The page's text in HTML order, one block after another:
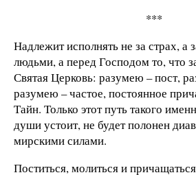
***
Надлежит исполнять не за страх, а
людьми, а перед Господом то, что
Святая Церковь: разумею – пост,
разумею – частое, постоянное
Тайн. Только этот путь такого
души устоит, не будет полонен
мирскими силами.
Поститься, молиться и